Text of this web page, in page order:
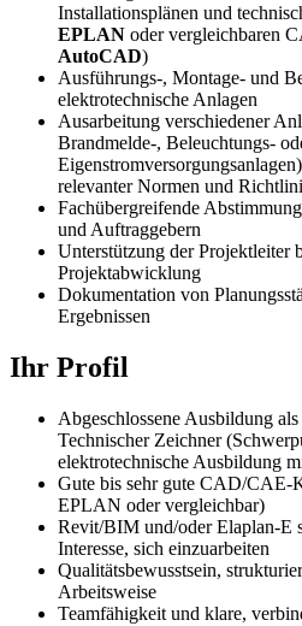
Installationsplänen und
EPLAN oder vergleichbaren
AutoCAD)
Ausführungs-, Montage- und
elektrotechnische Anlagen
Ausarbeitung verschiedener
Brandmelde-, Beleuchtungs-
relevanter Normen und
Fachübergreifende
und Auftraggebern
Unterstützung der Projektleiter
Projektabwicklung
Dokumentation von
Ergebnissen
Ihr Profil
Abgeschlossene Ausbildung
Technischer Zeichner
elektrotechnische Ausbildung
Gute bis sehr gute CAD/CAE-
EPLAN oder vergleichbar)
Revit/BIM und/oder Elaplan-E
Interesse, sich einzuarbeiten
Qualitätsbewusstsein,
Arbeitsweise
Teamfähigkeit und klare,